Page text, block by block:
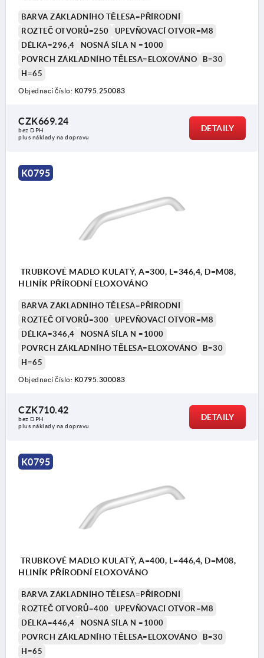
BARVA ZÁKLADNÍHO TĚLESA=PŘÍRODNÍ
ROZTEČ OTVORŮ=250
UPEVŇOVACÍ OTVOR=M8
DÉLKA=296,4
NOSNÁ SÍLA N =1000
POVRCH ZÁKLADNÍHO TĚLESA=ELOXOVÁNO
B=30
H=65
Objednací číslo: K0795.250083
CZK669.24
bez DPH
plus náklady na dopravu
DETAILY
K0795
TRUBKOVÉ MADLO KULATÝ, A=300, L=346,4, D=M08,
HLINÍK PŘÍRODNÍ ELOXOVÁNO
BARVA ZÁKLADNÍHO TĚLESA=PŘÍRODNÍ
ROZTEČ OTVORŮ=300
UPEVŇOVACÍ OTVOR=M8
DÉLKA=346,4
NOSNÁ SÍLA N =1000
POVRCH ZÁKLADNÍHO TĚLESA=ELOXOVÁNO
B=30
H=65
Objednací číslo: K0795.300083
CZK710.42
bez DPH
plus náklady na dopravu
DETAILY
K0795
TRUBKOVÉ MADLO KULATÝ, A=400, L=446,4, D=M08,
HLINÍK PŘÍRODNÍ ELOXOVÁNO
BARVA ZÁKLADNÍHO TĚLESA=PŘÍRODNÍ
ROZTEČ OTVORŮ=400
UPEVŇOVACÍ OTVOR=M8
DÉLKA=446,4
NOSNÁ SÍLA N =1000
POVRCH ZÁKLADNÍHO TĚLESA=ELOXOVÁNO
B=30
H=65